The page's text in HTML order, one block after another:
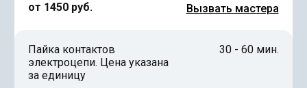
от 1450 руб.
Вызвать мастера
Пайка контактов
электроцепи. Цена указана
за единицу
30 - 60 мин.